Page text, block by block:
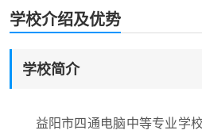
学校介绍及优势
学校简介
益阳市四通电脑中等专业学校